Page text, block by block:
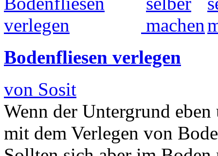
Bodenfliesen verlegen
von Sosit
Wenn der Untergrund
mit dem Verlegen von